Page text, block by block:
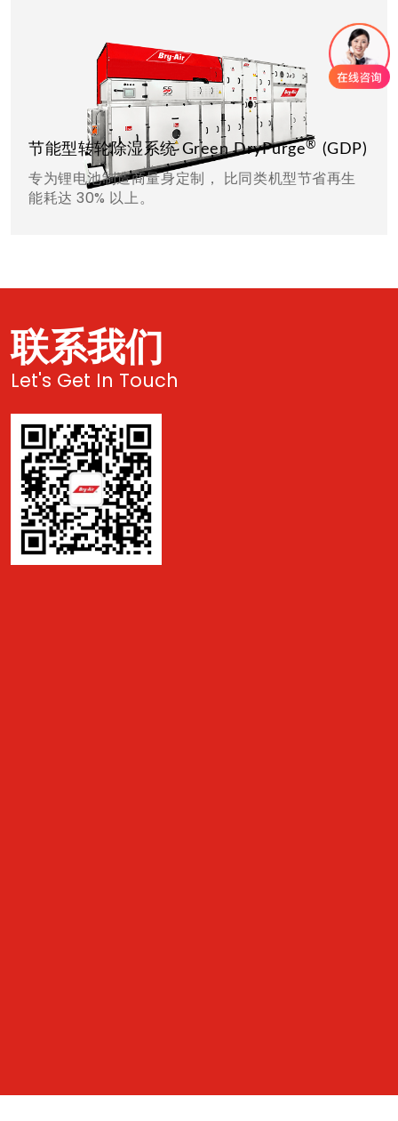
节能型转轮除湿系统 Green DryPurge® (GDP)
专为锂电池制造商量身定制， 比同类机型节省再生
能耗达 30% 以上。
联系我们
Let's Get In Touch